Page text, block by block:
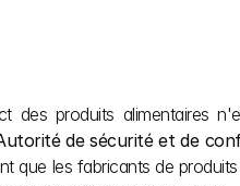
des produits alimentaires
de sécurité et de
que les fabricants de